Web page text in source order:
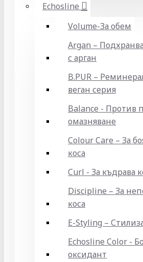
Echosline
Volume-За обем
Argan –
с арган
B.PUR –
веган серия
Balance - Против
омазняване
Colour Care – За
коса
Curl - За къдрава
Discipline – За
коса
E-Styling –
Echosline Color -
оксидант